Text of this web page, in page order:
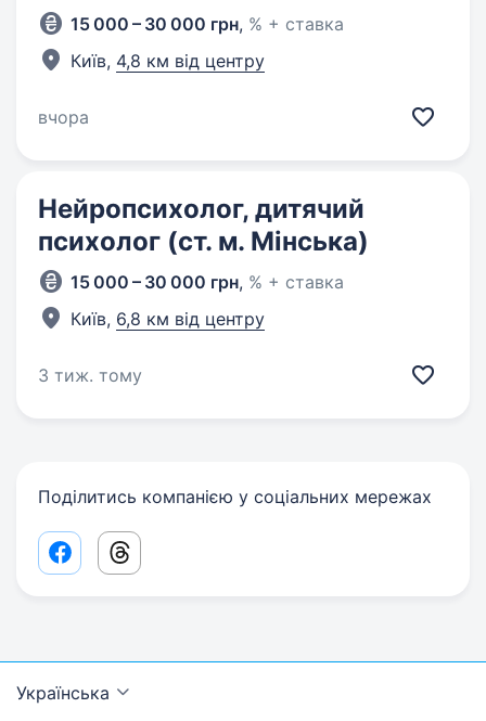
15 000 – 30 000 грн, % + ставка
Київ, 4,8 км від центру
вчора
Нейропсихолог, дитячий
психолог (ст. м. Мінська)
15 000 – 30 000 грн, % + ставка
Київ, 6,8 км від центру
3 тиж. тому
Поділитись компанією у соціальних мережах
Facebook share link
Threads share link
Українська